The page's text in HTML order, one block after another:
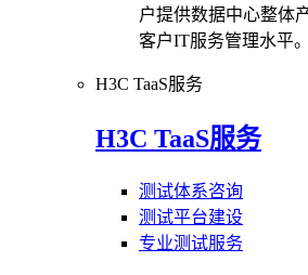
户提供数据中心整体
客户IT服务管理水平。
H3C TaaS服务
H3C TaaS服务
测试体系咨询
测试平台建设
专业测试服务